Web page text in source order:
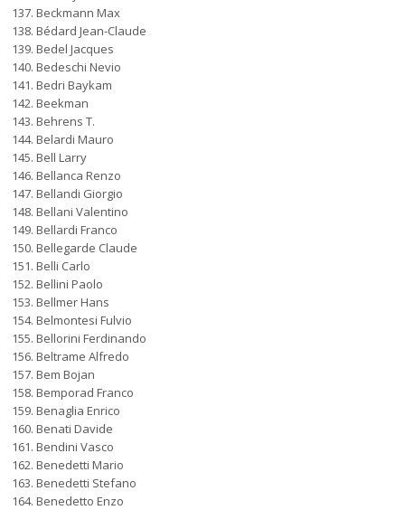
Beckmann Max
Bédard Jean-Claude
Bedel Jacques
Bedeschi Nevio
Bedri Baykam
Beekman
Behrens T.
Belardi Mauro
Bell Larry
Bellanca Renzo
Bellandi Giorgio
Bellani Valentino
Bellardi Franco
Bellegarde Claude
Belli Carlo
Bellini Paolo
Bellmer Hans
Belmontesi Fulvio
Bellorini Ferdinando
Beltrame Alfredo
Bem Bojan
Bemporad Franco
Benaglia Enrico
Benati Davide
Bendini Vasco
Benedetti Mario
Benedetti Stefano
Benedetto Enzo